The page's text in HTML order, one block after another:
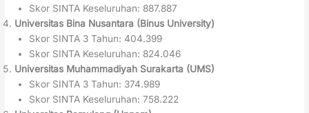
Skor SINTA Keseluruhan: 887.887
Universitas Bina Nusantara (Binus University)
Skor SINTA 3 Tahun: 404.399
Skor SINTA Keseluruhan: 824.046
Universitas Muhammadiyah Surakarta (UMS)
Skor SINTA 3 Tahun: 374.989
Skor SINTA Keseluruhan: 758.222